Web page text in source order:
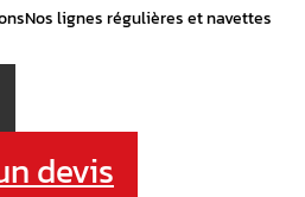
Nos lignes régulières et navettes
devis